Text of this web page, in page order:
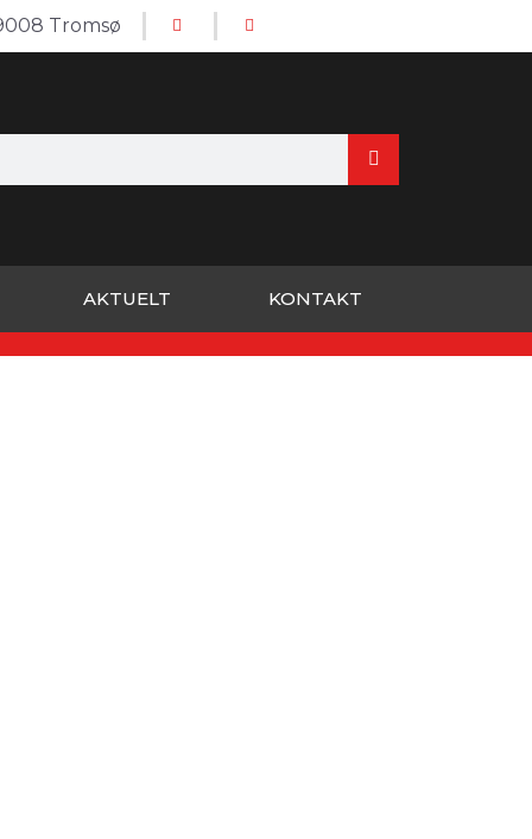
Tromsø
AKTUELT KONTAKT